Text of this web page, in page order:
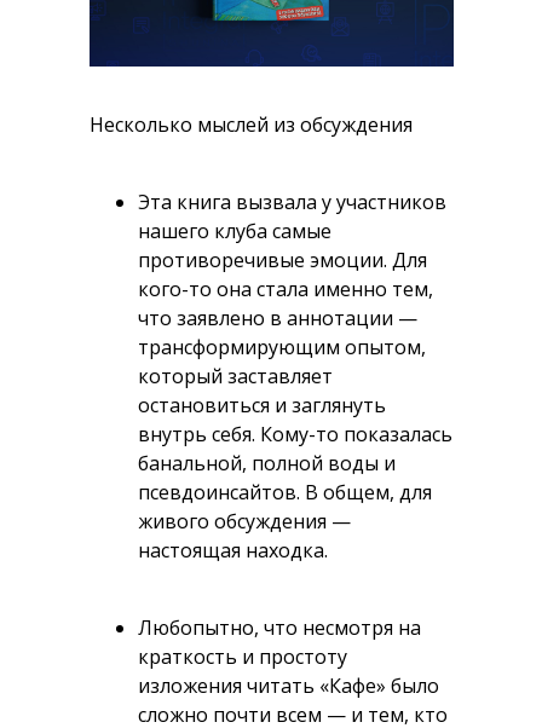
Несколько мыслей из обсуждения
Эта книга вызвала у участников
нашего клуба самые
противоречивые эмоции. Для
кого-то она стала именно тем,
что заявлено в аннотации —
трансформирующим опытом,
который заставляет
остановиться и заглянуть
внутрь себя. Кому-то показалась
банальной, полной воды и
псевдоинсайтов. В общем, для
живого обсуждения —
настоящая находка.
Любопытно, что несмотря на
краткость и простоту
изложения читать «Кафе» было
сложно почти всем — и тем, кто